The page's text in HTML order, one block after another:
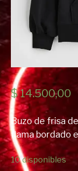
$14.500,00
Buzo de frisa
flama bordado
10 disponibles